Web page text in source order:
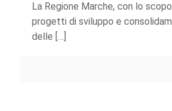
La Regione Marche, con lo
progetti di sviluppo e
delle […]